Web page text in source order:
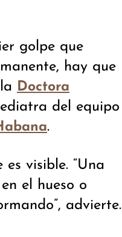
golpe que
hay que
Doctora
del equipo
.
visible. “Una
el hueso o
advierte.